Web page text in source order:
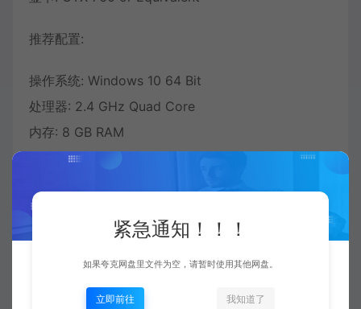
推荐配置:
操作系统: Windows 10 64 Bit
处理器: 2.4 GHz Quad Core
内存: 8 GB RAM
显卡: GTX 1060 or Equivalent
紧急通知！！！
如果夸克网盘里文件为空，请暂时使用其他网盘。
立即前往 我知道了